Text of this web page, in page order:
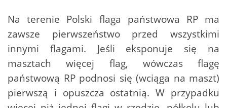
Na terenie Polski flaga państwowa RP ma
zawsze pierwszeństwo przed wszystkimi
innymi flagami. Jeśli eksponuje się na
masztach więcej flag, wówczas flagę
państwową RP podnosi się (wciąga na maszt)
pierwszą i opuszcza ostatnią. W przypadku